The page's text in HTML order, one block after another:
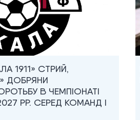
1911» СТРИЙ,
ДОБРЯНИ
В ЧЕМПІОНАТІ
РР. СЕРЕД КОМАНД I